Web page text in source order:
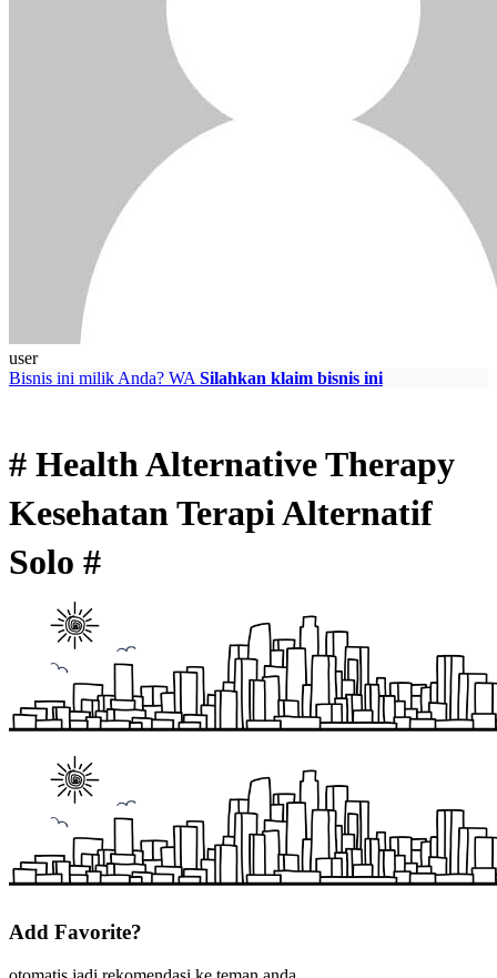
user
Bisnis ini milik Anda? WA Silahkan klaim bisnis ini
# Health Alternative Therapy
Kesehatan Terapi Alternatif
Solo #
Add Favorite?